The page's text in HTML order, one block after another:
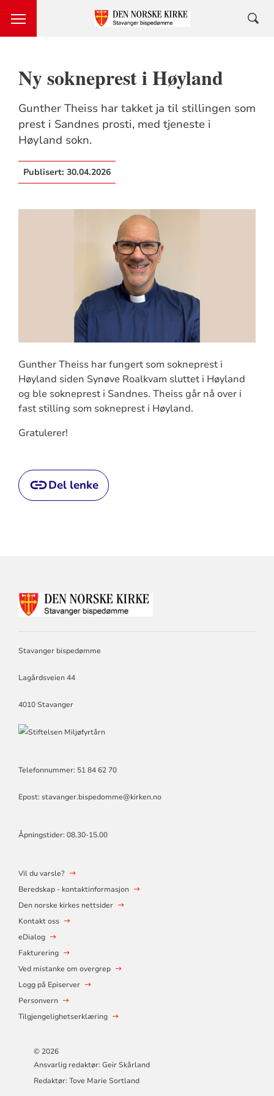
Ny sokneprest i Høyland
Gunther Theiss har takket ja til stillingen som
prest i Sandnes prosti, med tjeneste i
Høyland sokn.
Publisert: 30.04.2026
Gunther Theiss har fungert som sokneprest i
Høyland siden Synøve Roalkvam sluttet i Høyland
og ble sokneprest i Sandnes. Theiss går nå over i
fast stilling som sokneprest i Høyland.
Gratulerer!
Del lenke
Stavanger bispedømme
Lagårdsveien 44
4010 Stavanger
Telefonnummer: 51 84 62 70
Epost: stavanger.bispedomme@kirken.no
Åpningstider: 08.30-15.00
Vil du varsle?
Beredskap - kontaktinformasjon
Den norske kirkes nettsider
Kontakt oss
eDialog
Fakturering
Ved mistanke om overgrep
Logg på Episerver
Personvern
Tilgjengelighetserklæring
© 2026
Ansvarlig redaktør: Geir Skårland
Redaktør: Tove Marie Sortland